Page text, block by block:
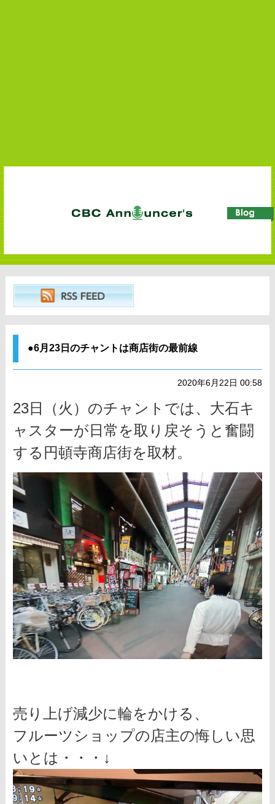
●6月23日のチャントは商店街の最前線
2020年6月22日 00:58
23日（火）のチャントでは、大石キ
ャスターが日常を取り戻そうと奮闘
する円頓寺商店街を取材。
売り上げ減少に輪をかける、
フルーツショップの店主の悔しい思
いとは・・・↓